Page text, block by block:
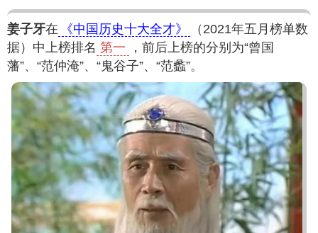
姜子牙在 《中国历史十大全才》
（2021年五月榜单数
据）中上榜排名 第一
，前后上榜的分别为“曾国
藩”、“范仲淹”、“鬼谷子”、“范蠡”。